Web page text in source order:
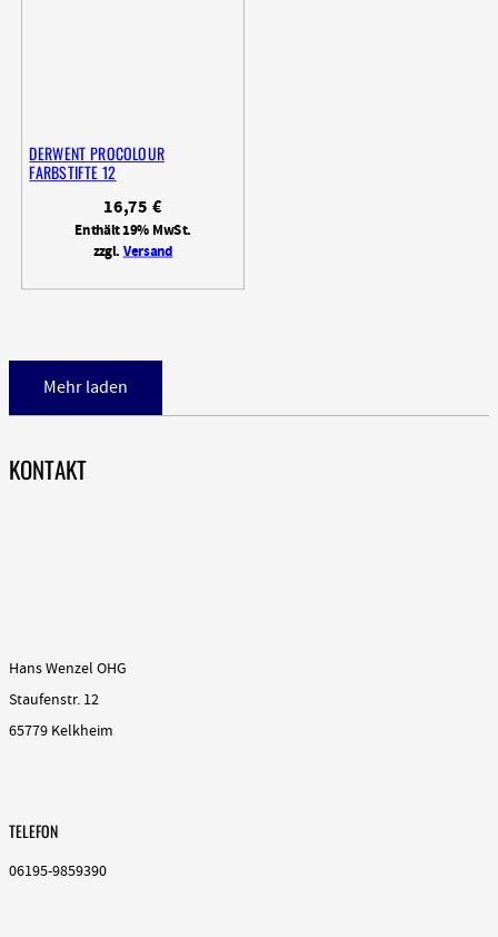
DERWENT PROCOLOUR
FARBSTIFTE 12
16,75€
Enthält 19% MwSt.
zzgl.Versand
Mehr laden
KONTAKT
Hans Wenzel OHG
Staufenstr. 12
65779 Kelkheim
TELEFON
06195-9859390